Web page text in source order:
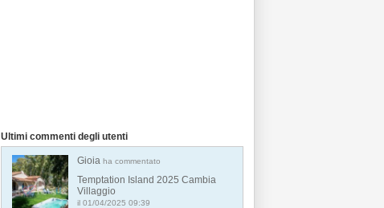
Ultimi commenti degli utenti
Gioia ha commentato
Temptation Island 2025 Cambia
Villaggio
il 01/04/2025 09:39